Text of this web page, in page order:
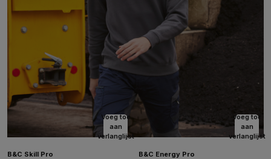
Voeg toe
aan
verlanglijst
B&C Skill Pro
Voeg toe
aan
verlanglijst
B&C Energy Pro